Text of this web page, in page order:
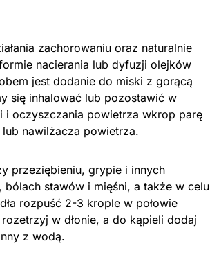
zachorowaniu oraz naturalnie
nacierania lub dyfuzji olejków
jest dodanie do miski z gorącą
się inhalować lub pozostawić w
i oczyszczania powietrza wkrop parę
nawilżacza powietrza.
przeziębieniu, grypie i innych
stawów i mięśni, a także w celu
rozpuść 2-3 krople w połowie
w dłonie, a do kąpieli dodaj
z wodą.